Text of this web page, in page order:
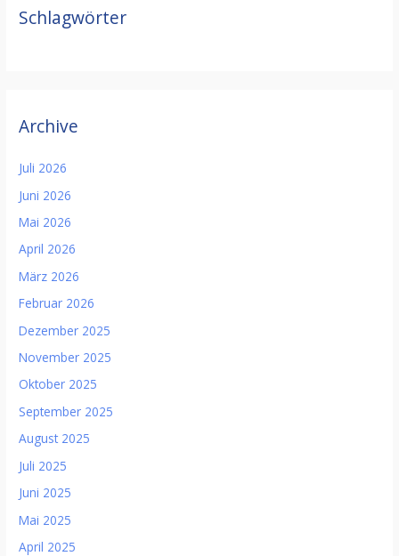
Schlagwörter
Archive
Juli 2026
Juni 2026
Mai 2026
April 2026
März 2026
Februar 2026
Dezember 2025
November 2025
Oktober 2025
September 2025
August 2025
Juli 2025
Juni 2025
Mai 2025
April 2025